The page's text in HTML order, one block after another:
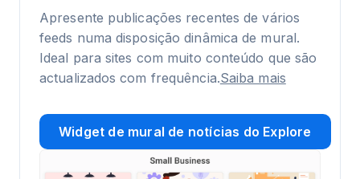
Apresente publicações recentes de vários
feeds numa disposição dinâmica de mural.
Ideal para sites com muito conteúdo que são
actualizados com frequência.Saiba mais
Widget de mural de notícias do Explore